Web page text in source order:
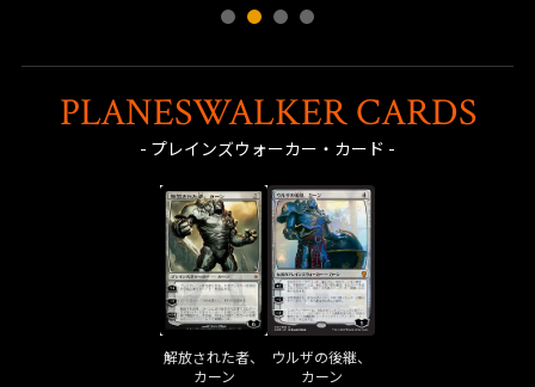
へと逃れ、そこで新ファイレクシア人たちに次の機械の始祖と
して祭り上げられました。
元を救うための仲間を探していました。そして彼はエルズペ
ス・ティレルと、カーンの友人であるヴェンセールを仲間にし
ます。しかし、３人が到着した頃には、この次元はもはや救済
不可能なまでに毒されていました。汚染が他の世界に広がるの
を防ぐため、ヴェンセールは自らを犠牲にし、カーンに汚染へ
の耐性を与えました。
PLANESWALKER CARDS
- プレインズウォーカー・カード -
解放された者、
カーン
ウルザの後継、
カーン